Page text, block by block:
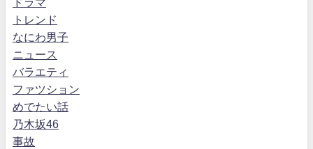
トレンド
なにわ男子
ニュース
バラエティ
ファツション
めでたい話
乃木坂46
事故